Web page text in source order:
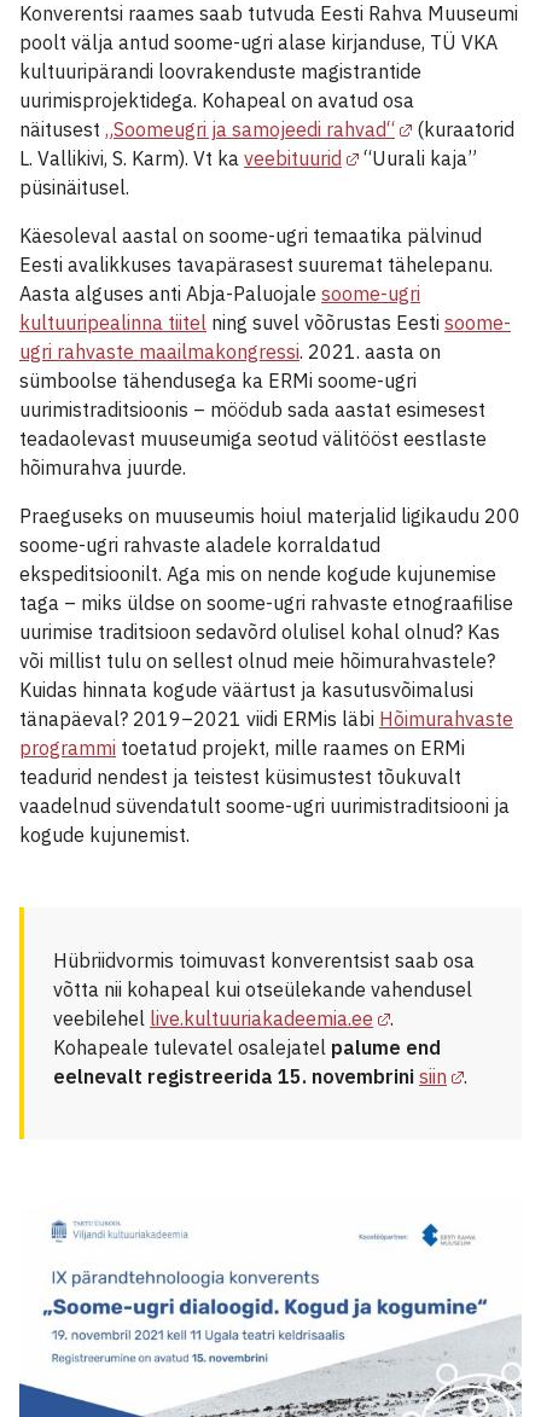
Konverentsi raames saab tutvuda Eesti Rahva Muuseumi
poolt välja antud soome-ugri alase kirjanduse, TÜ VKA
kultuuripärandi loovrakenduste magistrantide
uurimisprojektidega. Kohapeal on avatud osa
näitusest „Soomeugri ja samojeedi rahvad“
(kuraatorid
L. Vallikivi, S. Karm). Vt ka veebituurid
“Uurali kaja”
püsinäitusel.
Käesoleval aastal on soome-ugri temaatika pälvinud
Eesti avalikkuses tavapärasest suuremat tähelepanu.
Aasta alguses anti Abja-Paluojale soome-ugri
kultuuripealinna tiitel ning suvel võõrustas Eesti soome-
ugri rahvaste maailmakongressi. 2021. aasta on
sümboolse tähendusega ka ERMi soome-ugri
uurimistraditsioonis – möödub sada aastat esimesest
teadaolevast muuseumiga seotud välitööst eestlaste
hõimurahva juurde.
Praeguseks on muuseumis hoiul materjalid ligikaudu 200
soome-ugri rahvaste aladele korraldatud
ekspeditsioonilt. Aga mis on nende kogude kujunemise
taga – miks üldse on soome-ugri rahvaste etnograafilise
uurimise traditsioon sedavõrd olulisel kohal olnud? Kas
või millist tulu on sellest olnud meie hõimurahvastele?
Kuidas hinnata kogude väärtust ja kasutusvõimalusi
tänapäeval? 2019–2021 viidi ERMis läbi Hõimurahvaste
programmi toetatud projekt, mille raames on ERMi
teadurid nendest ja teistest küsimustest tõukuvalt
vaadelnud süvendatult soome-ugri uurimistraditsiooni ja
kogude kujunemist.
Hübriidvormis toimuvast konverentsist saab osa
võtta nii kohapeal kui otseülekande vahendusel
veebilehel live.kultuuriakadeemia.ee
.
Kohapeale tulevatel osalejatel palume end
eelnevalt registreerida 15. novembrini siin .